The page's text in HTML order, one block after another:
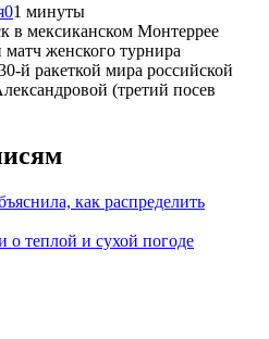
01 минуты
в мексиканском Монтеррее
женского турнира
й ракеткой мира российской
(третий посев
как распределить
теплой и сухой погоде